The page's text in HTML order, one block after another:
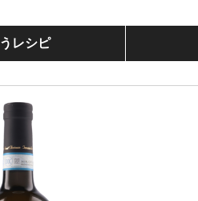
レシピ